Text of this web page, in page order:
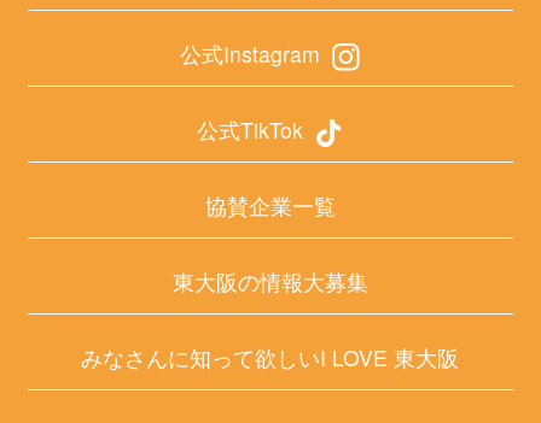
公式Instagram
公式TikTok
協賛企業一覧
東大阪の情報大募集
みなさんに知って欲しいI LOVE 東大阪